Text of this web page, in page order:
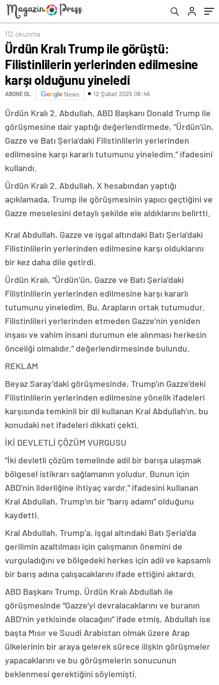
yineledi
112 okunma
Ürdün Kralı Trump ile görüştü:
Filistinlilerin yerlerinden edilmesine
karşı olduğunu yineledi
ABONE OL News 12 Şubat 2025 08:46
Ürdün Kralı 2. Abdullah, ABD Başkanı Donald Trump ile
görüşmesine dair yaptığı değerlendirmede, “Ürdün’ün,
Gazze ve Batı Şeria’daki Filistinlilerin yerlerinden
edilmesine karşı kararlı tutumunu yineledim.” ifadesini
kullandı.
Ürdün Kralı 2. Abdullah, X hesabından yaptığı
açıklamada, Trump ile görüşmesinin yapıcı geçtiğini ve
Gazze meselesini detaylı şekilde ele aldıklarını belirtti.
Kral Abdullah, Gazze ve işgal altındaki Batı Şeria’daki
Filistinlilerin yerlerinden edilmesine karşı olduklarını
bir kez daha dile getirdi.
Ürdün Kralı, “Ürdün’ün, Gazze ve Batı Şeria’daki
Filistinlilerin yerlerinden edilmesine karşı kararlı
tutumunu yineledim. Bu, Arapların ortak tutumudur.
Filistinlileri yerlerinden etmeden Gazze’nin yeniden
inşası ve vahim insani durumun ele alınması herkesin
önceliği olmalıdır.” değerlendirmesinde bulundu.
REKLAM
Beyaz Saray’daki görüşmesinde, Trump’ın Gazze’deki
Filistinlilerin yerlerinden edilmesine yönelik ifadeleri
karşısında temkinli bir dil kullanan Kral Abdullah’ın, bu
konudaki net ifadeleri dikkati çekti.
İKİ DEVLETLİ ÇÖZÜM VURGUSU
“İki devletli çözüm temelinde adil bir barışa ulaşmak
bölgesel istikrarı sağlamanın yoludur. Bunun için
ABD’nin liderliğine ihtiyaç vardır.” ifadesini kullanan
Kral Abdullah, Trump’ın bir “barış adamı” olduğunu
kaydetti.
Kral Abdullah, Trump’a, işgal altındaki Batı Şeria’da
gerilimin azaltılması için çalışmanın önemini de
vurguladığını ve bölgedeki herkes için adil ve kapsamlı
bir barış adına çalışacaklarını ifade ettiğini aktardı.
ABD Başkanı Trump, Ürdün Kralı Abdullah ile
görüşmesinde “Gazze’yi devralacaklarını ve buranın
ABD’nin yetkisinde olacağını” ifade etmiş, Abdullah ise
başta Mısır ve Suudi Arabistan olmak üzere Arap
ülkelerinin bir araya gelerek sürece ilişkin görüşmeler
yapacaklarını ve bu görüşmelerin sonucunun
beklenmesi gerektiğini söylemişti.